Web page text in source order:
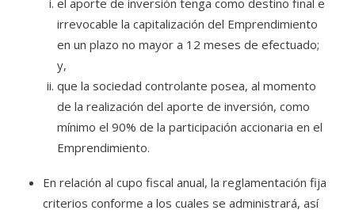
el aporte de inversión tenga como destino final e
irrevocable la capitalización del Emprendimiento
en un plazo no mayor a 12 meses de efectuado;
y,
que la sociedad controlante posea, al momento
de la realización del aporte de inversión, como
mínimo el 90% de la participación accionaria en el
Emprendimiento.
En relación al cupo fiscal anual, la reglamentación fija
criterios conforme a los cuales se administrará, así